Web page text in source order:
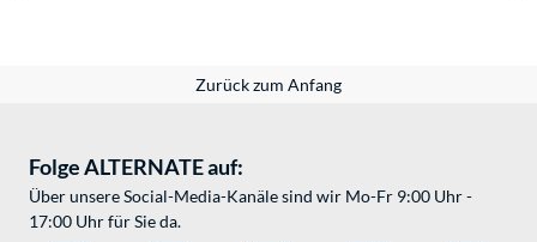
Zurück zum Anfang
Folge ALTERNATE auf:
Über unsere Social-Media-Kanäle sind wir Mo-Fr 9:00 Uhr -
17:00 Uhr für Sie da.